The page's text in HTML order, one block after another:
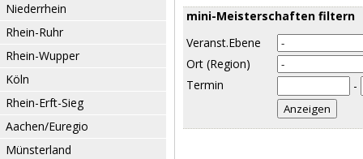
Niederrhein
Rhein-Ruhr
Rhein-Wupper
Köln
Rhein-Erft-Sieg
Aachen/Euregio
Münsterland
mini-Meisterschaften filtern
Veranst.Ebene
Ort (Region)
Termin
-